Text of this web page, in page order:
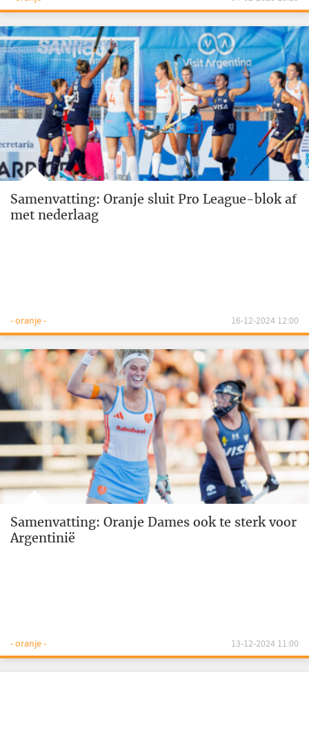
Samenvatting: Oranje sluit Pro League-blok af
met nederlaag
- oranje - 16-12-2024 12:00
Samenvatting: Oranje Dames ook te sterk voor
Argentinië
- oranje - 13-12-2024 11:00